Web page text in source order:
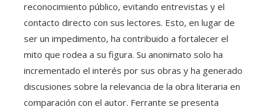
reconocimiento público, evitando entrevistas y el
contacto directo con sus lectores. Esto, en lugar de
ser un impedimento, ha contribuido a fortalecer el
mito que rodea a su figura. Su anonimato solo ha
incrementado el interés por sus obras y ha generado
discusiones sobre la relevancia de la obra literaria en
comparación con el autor. Ferrante se presenta